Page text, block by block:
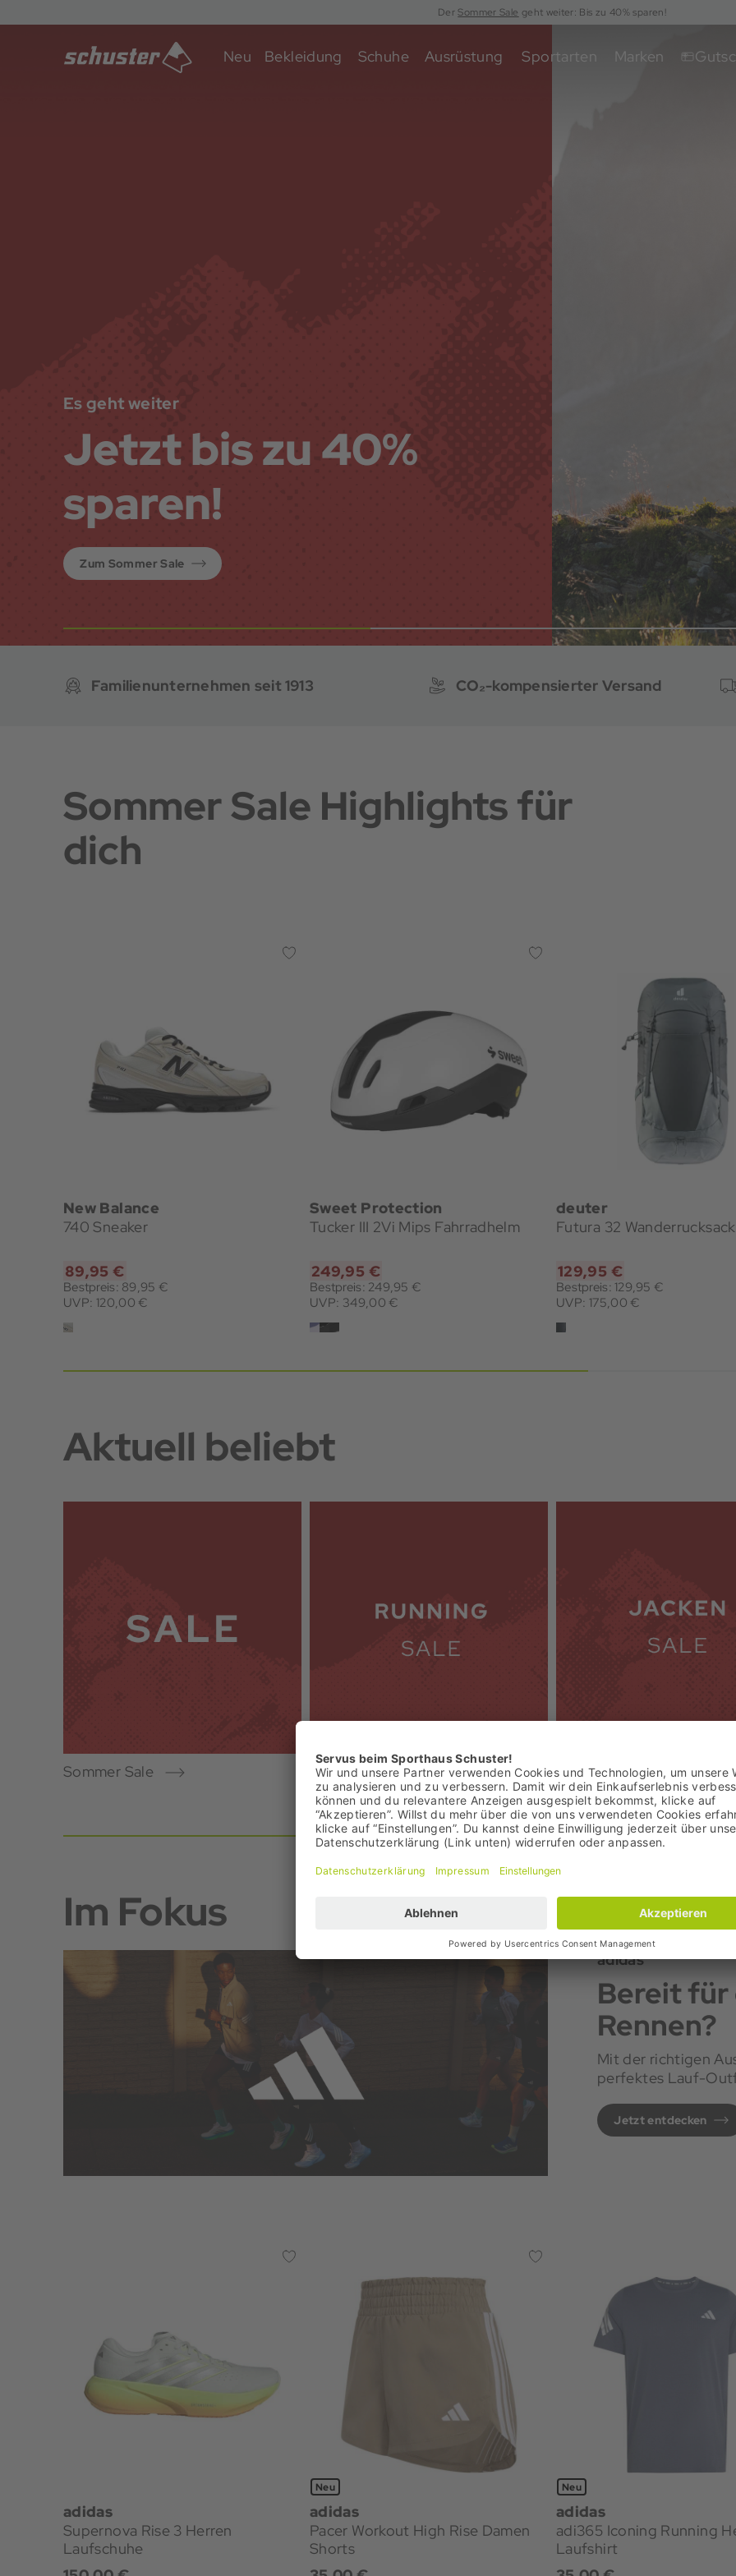
DerSommer Sale geht weiter: Bis zu 40% sparen!
Neu Bekleidung Schuhe Ausrüstung Sportarten Marken
Es geht weiter
Jetzt bis zu 40%
sparen!
Zum Sommer Sale
Familienunternehmen seit 1913 CO₂-kompensierter Versand
Sommer Sale Highlights für
dich
New Balance
740 Sneaker
89,95 €
Bestpreis: 89,95 €
UVP: 120,00 €
Sweet Protection
Tucker III 2Vi Mips Fahrradhelm
249,95 €
Bestpreis: 249,95 €
UVP: 349,00 €
deuter
Futura 32 Wanderrucksack
129,95 €
Bestpreis: 129,95 €
UVP: 175,00 €
Aktuell beliebt
Sommer Sale Running Sale Jacken Sale
Im Fokus
adidas
Bereit für
Rennen?
Mit der richtigen
perfektes Lauf-
Jetzt entdecken
adidas
Supernova Rise 3 Herren
Laufschuhe
Neu
adidas
Pacer Workout High Rise Damen
Shorts
Neu
adidas
adi365 Iconing Running
Laufshirt